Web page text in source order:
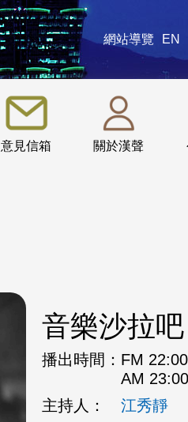
網站導覽 EN
意見信箱 關於漢聲
:::
音樂沙拉吧
播出時間： FM
AM
主持人：
江秀靜